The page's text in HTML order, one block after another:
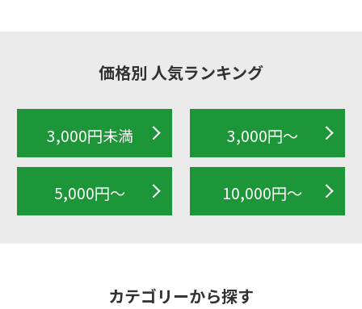
価格別 人気ランキング
3,000円未満 3,000円～
5,000円～ 10,000円～
カテゴリーから探す